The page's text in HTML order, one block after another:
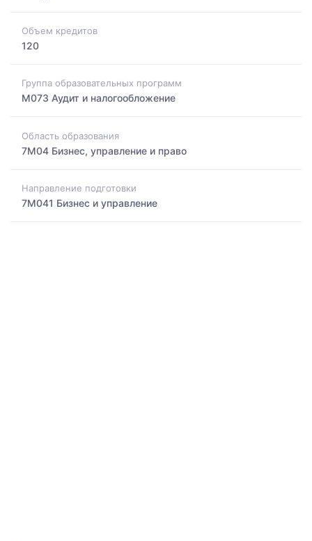
Объем кредитов
120
Группа образовательных программ
M073 Аудит и налогообложение
Область образования
7M04 Бизнес, управление и право
Направление подготовки
7M041 Бизнес и управление